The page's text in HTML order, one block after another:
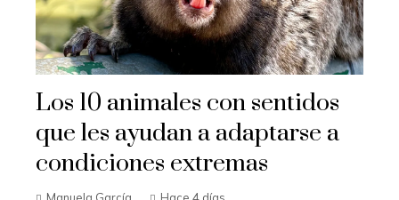
Los 10 animales con sentidos
que les ayudan a adaptarse a
condiciones extremas